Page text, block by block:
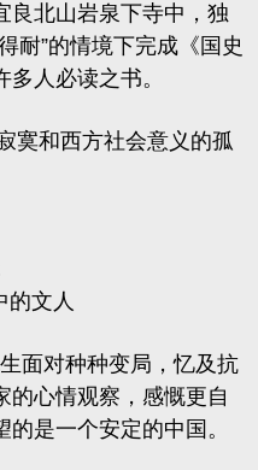
良北山岩泉下寺中，独
耐”的情境下完成 《国史
多人必读之书。
和西方社会意义的孤
的文人
对种种变局，忆及抗
的心情观察，感慨更自
是一个安定的中国。